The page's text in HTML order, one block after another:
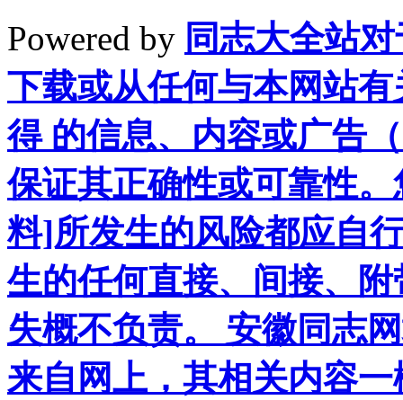
Powered by 同志大全站
下载或从任何与本网站
得 的信息、内容或广告
保证其正确性或可靠性
料]所发生的风险都应自
生的任何直接、间接、
失概不负责。 安徽同志
来自网上，其相关内容